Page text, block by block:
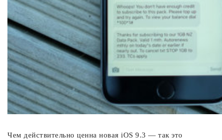
Чем действительно ценна новая iOS 9.3 — так это